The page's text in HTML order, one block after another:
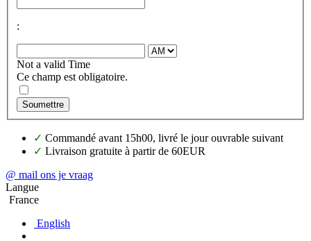
:
Not a valid Time
Ce champ est obligatoire.
Soumettre
✓ Commandé avant 15h00, livré le jour ouvrable suivant
✓ Livraison gratuite à partir de 60EUR
@ mail ons je vraag
Langue
France
English